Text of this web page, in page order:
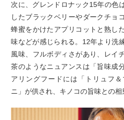
次に、グレンドロナック15年の色
したブラックベリーやダークチョ
蜂蜜をかけたアプリコットと熟し
味などが感じられる。12年より洗
風味、フルボディさがあり、レイ
茶のようなニュアンスは「旨味成
アリングフードには「トリュフ
ニ」が供され、キノコの旨味との相